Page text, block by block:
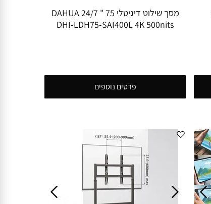
מסך שילוט דיגיטלי 75 " 24/7 DAHUA
DHI-LDH75-SAI400L 4K 500nits
פרטים נוספים